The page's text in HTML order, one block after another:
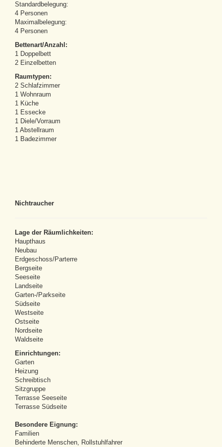
Standardbelegung:
4 Personen
Maximalbelegung:
4 Personen
Bettenart/Anzahl:
1 Doppelbett
2 Einzelbetten
Raumtypen:
2 Schlafzimmer
1 Wohnraum
1 Küche
1 Essecke
1 Diele/Vorraum
1 Abstellraum
1 Badezimmer
Nichtraucher
Lage der Räumlichkeiten:
Haupthaus
Neubau
Erdgeschoss/Parterre
Bergseite
Seeseite
Landseite
Garten-/Parkseite
Südseite
Westseite
Ostseite
Nordseite
Waldseite
Einrichtungen:
Garten
Heizung
Schreibtisch
Sitzgruppe
Terrasse Seeseite
Terrasse Südseite
Besondere Eignung:
Familien
Behinderte Menschen, Rollstuhlfahrer